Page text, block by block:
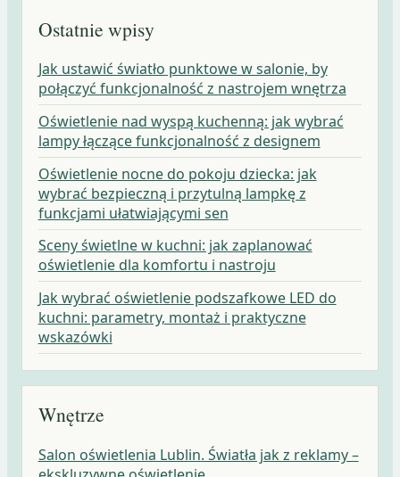
Ostatnie wpisy
Jak ustawić światło punktowe w salonie, by
połączyć funkcjonalność z nastrojem wnętrza
Oświetlenie nad wyspą kuchenną: jak wybrać
lampy łączące funkcjonalność z designem
Oświetlenie nocne do pokoju dziecka: jak
wybrać bezpieczną i przytulną lampkę z
funkcjami ułatwiającymi sen
Sceny świetlne w kuchni: jak zaplanować
oświetlenie dla komfortu i nastroju
Jak wybrać oświetlenie podszafkowe LED do
kuchni: parametry, montaż i praktyczne
wskazówki
Wnętrze
Salon oświetlenia Lublin. Światła jak z reklamy –